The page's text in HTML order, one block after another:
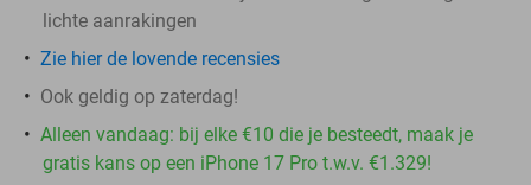
lichte aanrakingen
Zie hier de lovende recensies
Ook geldig op zaterdag!
Alleen vandaag: bij elke €10 die je besteedt, maak je
gratis kans op een iPhone 17 Pro t.w.v. €1.329!